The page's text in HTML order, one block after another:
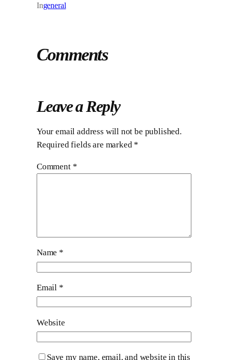
Ingeneral
Comments
Leave a Reply
Your email address will not be published.
Required fields are marked *
Comment *
Name *
Email *
Website
Save my name, email, and website in this